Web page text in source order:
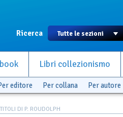
Ricerca
Libri collezionismo
editore Per collana Per autore
DI P. ROUDOLPH